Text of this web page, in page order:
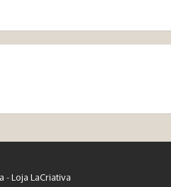
-Loja LaCriativa